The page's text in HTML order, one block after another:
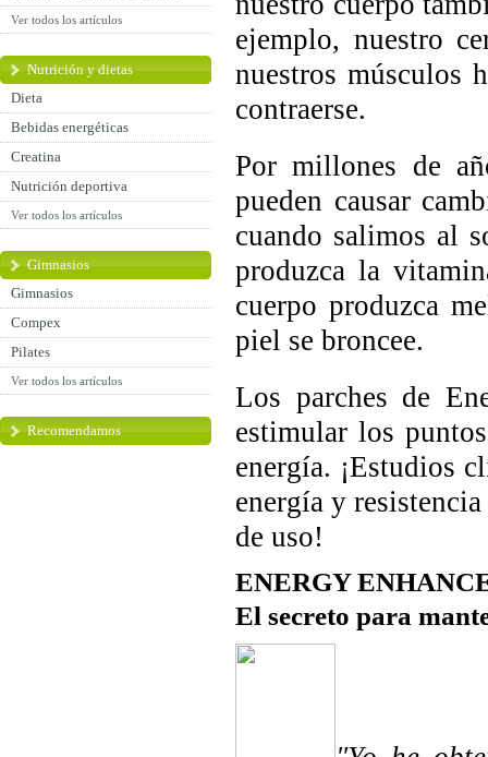
Ver todos los artículos
Nutrición y dietas
Dieta
Bebidas energéticas
Creatina
Nutrición deportiva
Ver todos los artículos
Gimnasios
Gimnasios
Compex
Pilates
Ver todos los artículos
Recomendamos
ejemplo, nuestro
nuestros músculos
contraerse.
Por millones de
pueden causar
cuando salimos al
produzca la
cuerpo produzca
piel se broncee.
Los parches de
estimular los
energía. ¡Estudios
energía y
de uso!
ENERGY
El secreto para